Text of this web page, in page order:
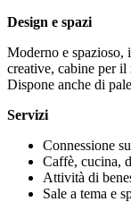
Design e spazi
Moderno e
creative, cabine per il
Dispone anche di
Servizi
Connessione
Caffè, cucina,
Attività di
Sale a tema e